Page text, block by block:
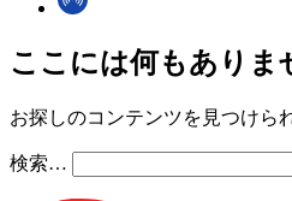
ここには何もありま
お探しのコンテンツを見つけら
検索…